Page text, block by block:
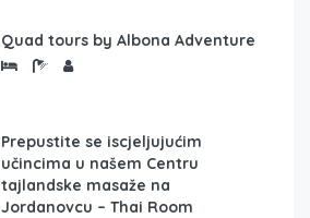
Quad tours by Albona Adventure
Prepustite se iscjeljujućim
učincima u našem Centru
tajlandske masaže na
Jordanovcu – Thai Room